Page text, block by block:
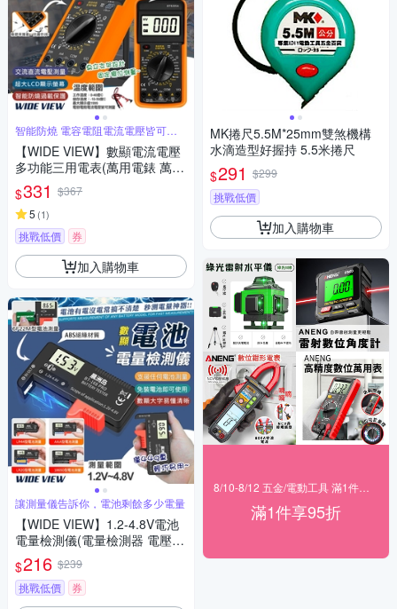
智能防燒 電容電阻電流電壓皆可測
量
【WIDE VIEW】數顯電流電壓
多功能三用電表(萬用電錶 萬能
電表 電壓表 電壓測量 電容表/D
T9205A)
$331 $367
5 (1)
挑戰低價 券
加入購物車
讓測量儀告訴你，電池剩餘多少電量
【WIDE VIEW】1.2-4.8V電池
電量檢測儀(電量檢測器 電壓測
量器 電池電壓 測電儀/BT-168P
RO)
$216 $239
挑戰低價
券
MK捲尺5.5M*25mm雙煞機構
水滴造型好握持 5.5米捲尺
$291 $299
挑戰低價
加入購物車
滿1件享95折